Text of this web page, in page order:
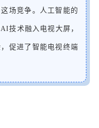
场竞争。 人工智能的
技术融入电视大屏，
促进了智能电视终端